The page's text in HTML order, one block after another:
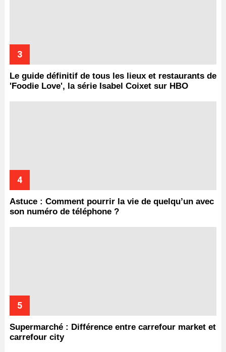
Le guide définitif de tous les lieux et restaurants de
'Foodie Love', la série Isabel Coixet sur HBO
Astuce : Comment pourrir la vie de quelqu’un avec
son numéro de téléphone ?
Supermarché : Différence entre carrefour market et
carrefour city